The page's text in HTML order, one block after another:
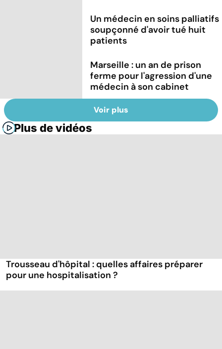
Un médecin en soins palliatifs
soupçonné d'avoir tué huit
patients
Marseille : un an de prison
ferme pour l'agression d'une
médecin à son cabinet
Voir plus
Plus de vidéos
Trousseau d'hôpital : quelles affaires préparer
pour une hospitalisation ?